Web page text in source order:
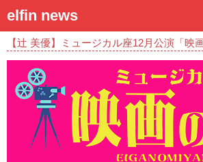
elfin news
【辻 美優】ミュージカル座12月公演「映